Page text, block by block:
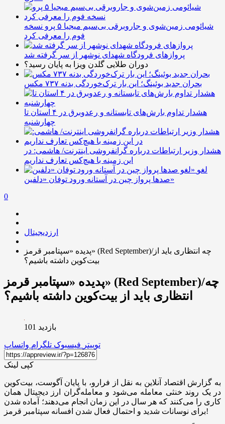
شیائومی زمین‌شوی و جاروبرقی بی‌سیم میجیا ۵ پرو نسخه
فوم را معرفی کرد
پروازهای فرودگاه شهدای نوشهر از سر گرفته شد
دوران طلایی گلدن ویزا به پایان رسید؟
بحران جدید بوئینگ؛ این بار ترک‌خوردگی بدنه ۷۳۷ مکس
هشدار تداوم بارش‌های تابستانه و رعدوبرق در ۴ استان تا
چهارشنبه
هشدار وزیر ارتباطات درباره گرانفروشی اینترنت/ هاشمی: در
این زمینه با هیچ‌کس تعارف نداریم
لغو
صدها پرواز چین در آستانه ورود توفان «دلفین»
0
ارزدیجیتال
پدیده «سپتامبر قرمز» (Red September)/چه انتظاری باید از
بیت‌کوین داشته باشیم؟
پدیده «سپتامبر قرمز» (Red September)/چه
انتظاری باید از بیت‌کوین داشته باشیم؟
بازدید 101
توییتر فیسبوک تلگرام واتساپ
کپی لینک
به گزارش اقتصاد آنلاین به نقل از فرارو، با پایان آگوست، بیت‌کوین
در یک روند خنثی معامله می‌شود و معامله‌گران ارز دیجیتال همان
کاری را می‌کنند که هر سال در این زمان انجام می‌دهند؛ آماده شدن
برای نوسانات شدید و احتمال فعال شدن افسانه سپتامبر قرمز!